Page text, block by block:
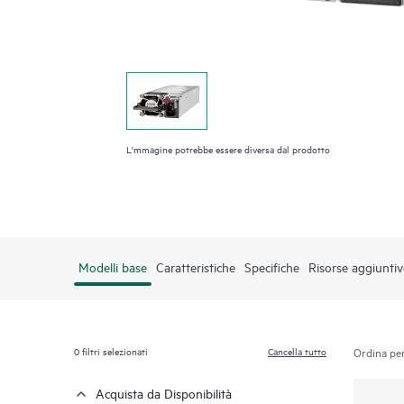
L'mmagine potrebbe essere diversa dal prodotto
Modelli base Caratteristiche Specifiche Risorse
0filtri selezionati Cancella tutto
Acquista da Disponibilità
Ordina